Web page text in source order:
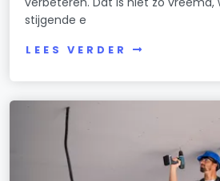
stijgende e
LEES VERDER